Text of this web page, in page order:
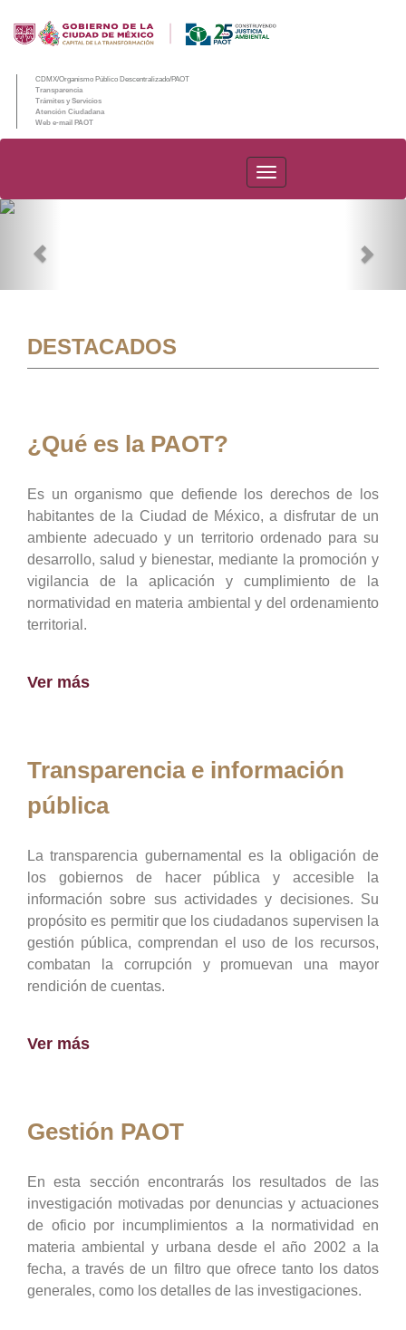
CDMX/Organismo Público Descentralizado/PAOT
Transparencia
Trámites y Servicios
Atención Ciudadana
Web e-mail PAOT
PAOT
DESTACADOS
¿Qué es la PAOT?
Es un organismo que defiende los derechos de los
habitantes de la Ciudad de México, a disfrutar de un
ambiente adecuado y un territorio ordenado para su
desarrollo, salud y bienestar, mediante la promoción y
vigilancia de la aplicación y cumplimiento de la
normatividad en materia ambiental y del ordenamiento
territorial.
Ver más
Transparencia e información
pública
La transparencia gubernamental es la obligación de
los gobiernos de hacer pública y accesible la
información sobre sus actividades y decisiones. Su
propósito es permitir que los ciudadanos supervisen la
gestión pública, comprendan el uso de los recursos,
combatan la corrupción y promuevan una mayor
rendición de cuentas.
Ver más
Gestión PAOT
En esta sección encontrarás los resultados de las
investigación motivadas por denuncias y actuaciones
de oficio por incumplimientos a la normatividad en
materia ambiental y urbana desde el año 2002 a la
fecha, a través de un filtro que ofrece tanto los datos
generales, como los detalles de las investigaciones.